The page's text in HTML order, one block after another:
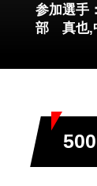
参加選手
部 真也,